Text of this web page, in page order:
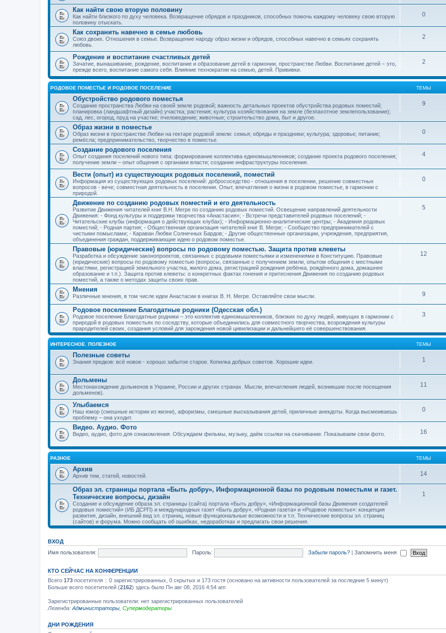
Как найти свою вторую половину
Как найти близкого по духу человека. Возвращение обрядов и праздников, способных помочь каждому человеку свою вторую
половину отыскать.
0
Как сохранить навечно в семье любовь
Союз двоих. Отношения в семье. Возвращение народу образ жизни и обрядов, способных навечно в семьях сохранять
любовь.
2
Рождение и воспитание счастливых детей
Зачатие, вынашивание, рождение, воспитание и образование детей в гармонии, пространстве Любви. Воспитание детей – это,
прежде всего, воспитание самого себя. Влияние технократии на семью, детей. Прививки.
2
РОДОВОЕ ПОМЕСТЬЕ И РОДОВОЕ ПОСЕЛЕНИЕ ТЕМЫ
Обустройство родового поместья
Создание пространства Любви на своей земле родовой; важность детальных проектов обустройства родовых поместий;
планировка (ландшафтный дизайн) участка; растения; культура хозяйствования на земле (безпахотное землепользование);
сад, лес, огород, пруд на участке; пчеловедение; животные; строительство дома, быт и другое.
9
Образ жизни в поместье
Образ жизни в пространстве Любви на гектаре родовой земли: семья; обряды и праздники; культура; здоровье; питание;
ремёсла; предпринимательство, творчество в поместье.
0
Создание родового поселения
Опыт создания поселений нового типа: формирование коллектива единомышленников; создание проекта родового поселения;
получение земли – опыт общения с органами власти; создание инфраструктуры поселения.
4
Вести (опыт) из существующих родовых поселений, поместий
Информация из существующих родовых поселений: добрососедство - отношения в поселении, решение совместных
вопросов - вече; совместная деятельность в поселении. Опыт, впечатления о жизни в родовом поместье, в гармонии с
природой.
0
Движение по созданию родовых поместий и его деятельность
Развитие Движения читателей книг В.Н. Мегре по созданию родовых поместий. Освещение направлений деятельности
Движения: - Фонд культуры и поддержки творчества «Анастасия»; - Встречи представителей родовых поселений; -
Читательские клубы (информация о действующих клубах); - Информационно-аналитические центры; - Академия родовых
поместий; - Родная партия; - Общественная организация читателей книг В. Мегре; - Сообщество предпринимателей с
чистыми помыслами; - Караван Любви Солнечных Бардов; - Другие общественные организации, учреждения, предприятия,
объединения граждан, поддерживающие идею о родовом поместье.
5
Правовые (юридические) вопросы по родовому поместью. Защита против клеветы
Разработка и обсуждение законопроектов, связанных с родовыми поместьями и изменениями в Конституцию. Правовые
(юридические) вопросы по родовому поместью (вопросы, связанные с получением земли, опытом общения с местными
властями, регистрацией земельного участка, жилого дома, регистрацией рождения ребёнка, рождённого дома, домашнее
образование и т.п.). Защита против клеветы: о конкретных фактах гонения и притеснения Движения по созданию родовых
поместий, а также о методах защиты своих прав.
12
Мнения
Различные мнения, в том числе идеи Анастасии в книгах В. Н. Мегре. Оставляйте свои мысли. 9
Родовое поселение Благодатные родники (Одесская обл.)
Родовое поселение Благодатные родники – это коллектив единомышленников, близких по духу людей, живущих в гармонии с
природой в родовых поместьях по соседству, которые объединились для совместного творчества, возрождения культуры
прародителей своих, создания условий для зарождения новой цивилизации и дальнейшего её совершенствования.
3
ИНТЕРЕСНОЕ. ПОЛЕЗНОЕ ТЕМЫ
Полезные советы
Знания предков: всё новое - хорошо забытое старое. Копилка добрых советов. Хорошие идеи. 1
Дольмены
Местонахождение дольменов в Украине, России и других странах. Мысли, впечатления людей, возникшие после посещения
дольменов).
11
Улыбаемся
Наш юмор (смешные истории из жизни), афоризмы, смешные высказывания детей, приличные анекдоты. Когда высмеиваешь
проблему – она уходит.
0
Видео. Аудио. Фото
Видео, аудио, фото для ознакомления. Обсуждаем фильмы, музыку, даём ссылки на скачивание. Показываем свои фото. 16
РАЗНОЕ ТЕМЫ
Архив
Архив тем, статей, новостей. 14
Образ эл. страницы портала «Быть добру», Информационной базы по родовым поместьям и газет.
Технические вопросы, дизайн
Создание и обсуждение образа эл. страницы (сайта) портала «Быть добру», «Информационной базы Движения создателей
родовых поместий» (ИБ ДСРП) и международных газет «Быть добру», «Родная газета» и «Родовое поместье»: концепция
развития, дизайн, внешний вид эл. страниц, новые функциональные возможности и т.п. Технические вопросы эл. страниц
(сайтов) и форума. Можно сообщать об ошибках, недоработках и предлагать свои решения.
1
ВХОД
Имя пользователя:
Пароль: Забыли пароль? | Запомнить меня
КТО СЕЙЧАС НА КОНФЕРЕНЦИИ
Всего 173 посетителя :: 0 зарегистрированных, 0 скрытых и 173 гостя (основано на активности пользователей за последние 5 минут)
Больше всего посетителей (2162) здесь было Пн авг 08, 2016 4:54 am
Зарегистрированные пользователи: нет зарегистрированных пользователей
Легенда: Администраторы Супермодераторы
ДНИ РОЖДЕНИЯ